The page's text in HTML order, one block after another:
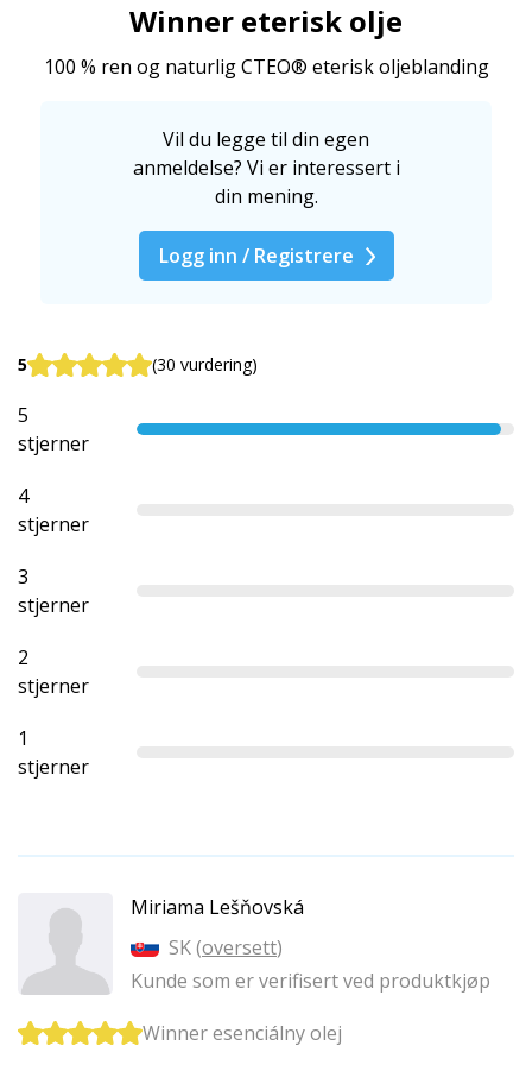
Winner eterisk olje
100 % ren og naturlig CTEO® eterisk oljeblanding
Vil du legge til din egen
anmeldelse? Vi er interessert i
din mening.
Logg inn / Registrere
5 (30 vurdering)
5
stjerner
4
stjerner
3
stjerner
2
stjerner
1
stjerner
Miriama Lešňovská
SK (oversett)
Kunde som er verifisert ved produktkjøp
Winner esenciálny olej